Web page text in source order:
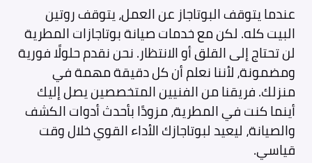
عندما يتوقف البوتاجاز عن العمل، يتوقف روتين
البيت كله. لكن مع خدمات صيانة بوتاجازات المطرية
لن تحتاج إلى القلق أو الانتظار. نحن نقدم حلولًا فورية
ومضمونة، لأننا نعلم أن كل دقيقة مهمة في
منزلك. فريقنا من الفنيين المتخصصين يصل إليك
أينما كنت في المطرية، مزودًا بأحدث أدوات الكشف
والصيانة، ليعيد لبوتاجازك الأداء القوي خلال وقت
قياسي.